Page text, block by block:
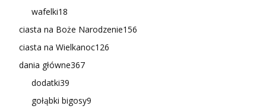
wafelki18
ciasta na Boże Narodzenie156
ciasta na Wielkanoc126
dania główne367
dodatki39
gołąbki bigosy9